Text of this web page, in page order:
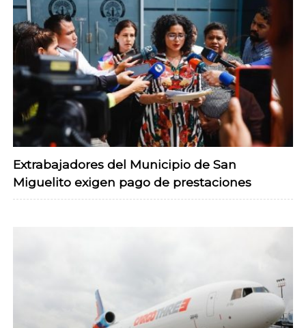
Extrabajadores del Municipio de San
Miguelito exigen pago de prestaciones